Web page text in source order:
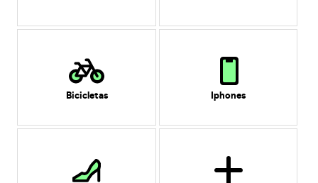
Bicicletas Iphones